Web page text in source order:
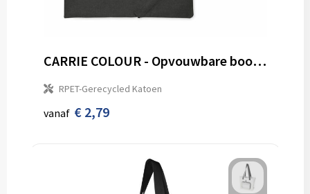
CARRIE COLOUR - Opvouwbare boodschappentas 140g
RPET-Gerecycled Katoen
vanaf € 2,79